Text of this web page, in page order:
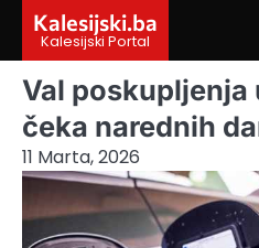
content
Kalesijski.ba
Kalesijski Portal
Val poskupljenja
čeka narednih
11 Marta, 2026